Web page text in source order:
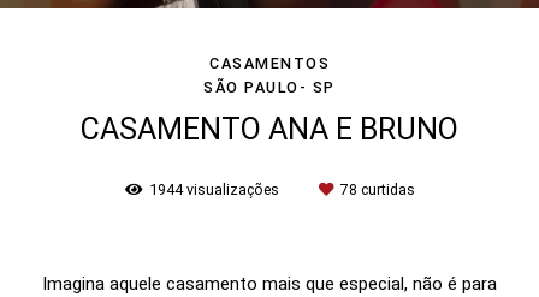
CASAMENTOS
SÃO PAULO- SP
CASAMENTO ANA E BRUNO
1944visualizações 78 curtidas
Imagina aquele casamento mais que especial, não é para